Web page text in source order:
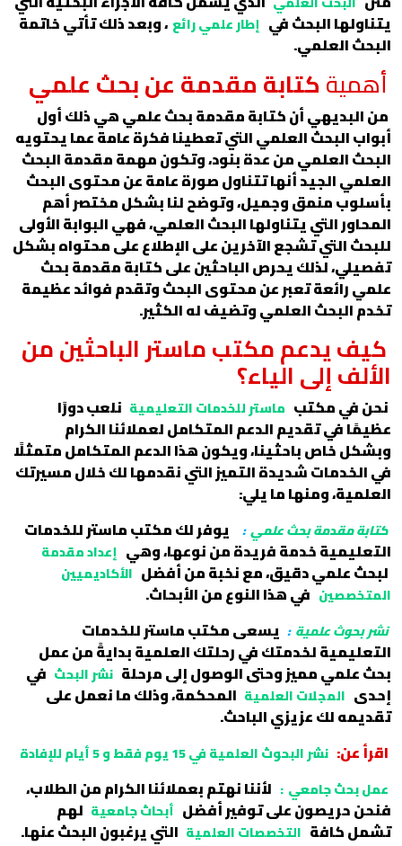
يتناولها البحث في إطار علمي رائع ، وبعد ذلك تأتي خاتمة
البحث العلمي.
أهميةكتابة مقدمة عن بحث علمي
من البديهي أن كتابة مقدمة بحث علمي هي ذلك أول
أبواب البحث العلمي التي تعطينا فكرة عامة عما يحتويه
البحث العلمي من عدة بنود، وتكون مهمة مقدمة البحث
العلمي الجيد أنها تتناول صورة عامة عن محتوى البحث
بأسلوب منمق وجميل، وتوضح لنا بشكل مختصر أهم
المحاور التي يتناولها البحث العلمي، فهي البوابة الأولى
للبحث التي تشجع الآخرين على الإطلاع على محتواه بشكل
تفصيلي، لذلك يحرص الباحثين على كتابة مقدمة بحث
علمي رائعة تعبر عن محتوى البحث وتقدم فوائد عظيمة
تخدم البحث العلمي وتضيف له الكثير.
كيف يدعم مكتب ماستر الباحثين من
الألف إلى الياء؟
نحن في مكتب ماستر للخدمات التعليمية نلعب دورًا
عظيمًا في تقديم الدعم المتكامل لعملائنا الكرام
وبشكل خاص باحثينا، ويكون هذا الدعم المتكامل متمثلًا
في الخدمات شديدة التميز التي نقدمها لك خلال مسيرتك
العلمية، ومنها ما يلي:
كتابة مقدمة بحث علمي : يوفر لك مكتب ماستر للخدمات
التعليمية خدمة فريدة من نوعها، وهي إعداد مقدمة
لبحث علمي دقيق، مع نخبة من أفضل الأكاديميين
المتخصصين في هذا النوع من الأبحاث.
نشر بحوث علمية : يسعى مكتب ماستر للخدمات
التعليمية لخدمتك في رحلتك العلمية بدايةً من عمل
بحث علمي مميز وحتى الوصول إلى مرحلة نشر البحث في
إحدى المجلات العلمية المحكمة، وذلك ما نعمل على
تقديمه لك عزيزي الباحث.
اقرأ عن: نشر البحوث العلمية في 15 يوم فقط و 5 أيام للإفادة
عمل بحث جامعي : لأننا نهتم بعملائنا الكرام من الطلاب،
فنحن حريصون على توفير أفضل أبحاث جامعية لهم
تشمل كافة التخصصات العلمية التي يرغبون البحث عنها.